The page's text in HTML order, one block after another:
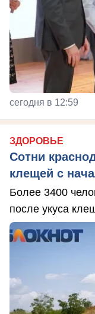
сегодня в 12:59
ЗДОРОВЬЕ
Сотни
клещей с
Более 3400
после укуса